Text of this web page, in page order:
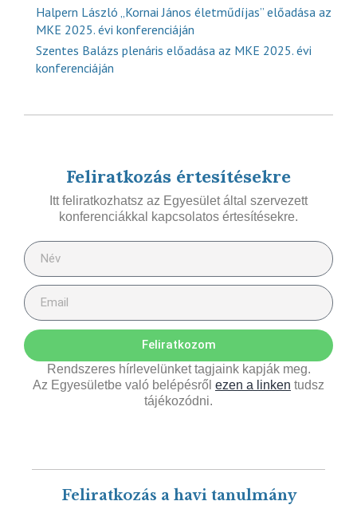
Halpern László „Kornai János életműdíjas” előadása az
MKE 2025. évi konferenciáján
Szentes Balázs plenáris előadása az MKE 2025. évi
konferenciáján
Feliratkozás értesítésekre
Itt feliratkozhatsz az Egyesület által szervezett
konferenciákkal kapcsolatos értesítésekre.
Feliratkozom
Rendszeres hírlevelünket tagjaink kapják meg.
Az Egyesületbe való belépésről ezen a linken tudsz
tájékozódni.
Feliratkozás a havi tanulmány